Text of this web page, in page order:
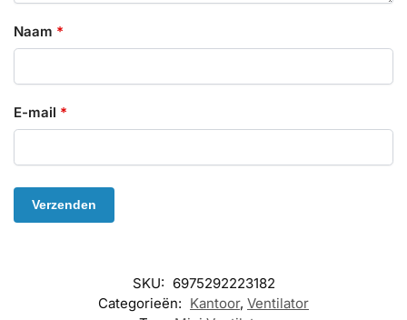
Naam *
E-mail *
SKU: 6975292223182
Categorieën: Kantoor, Ventilator